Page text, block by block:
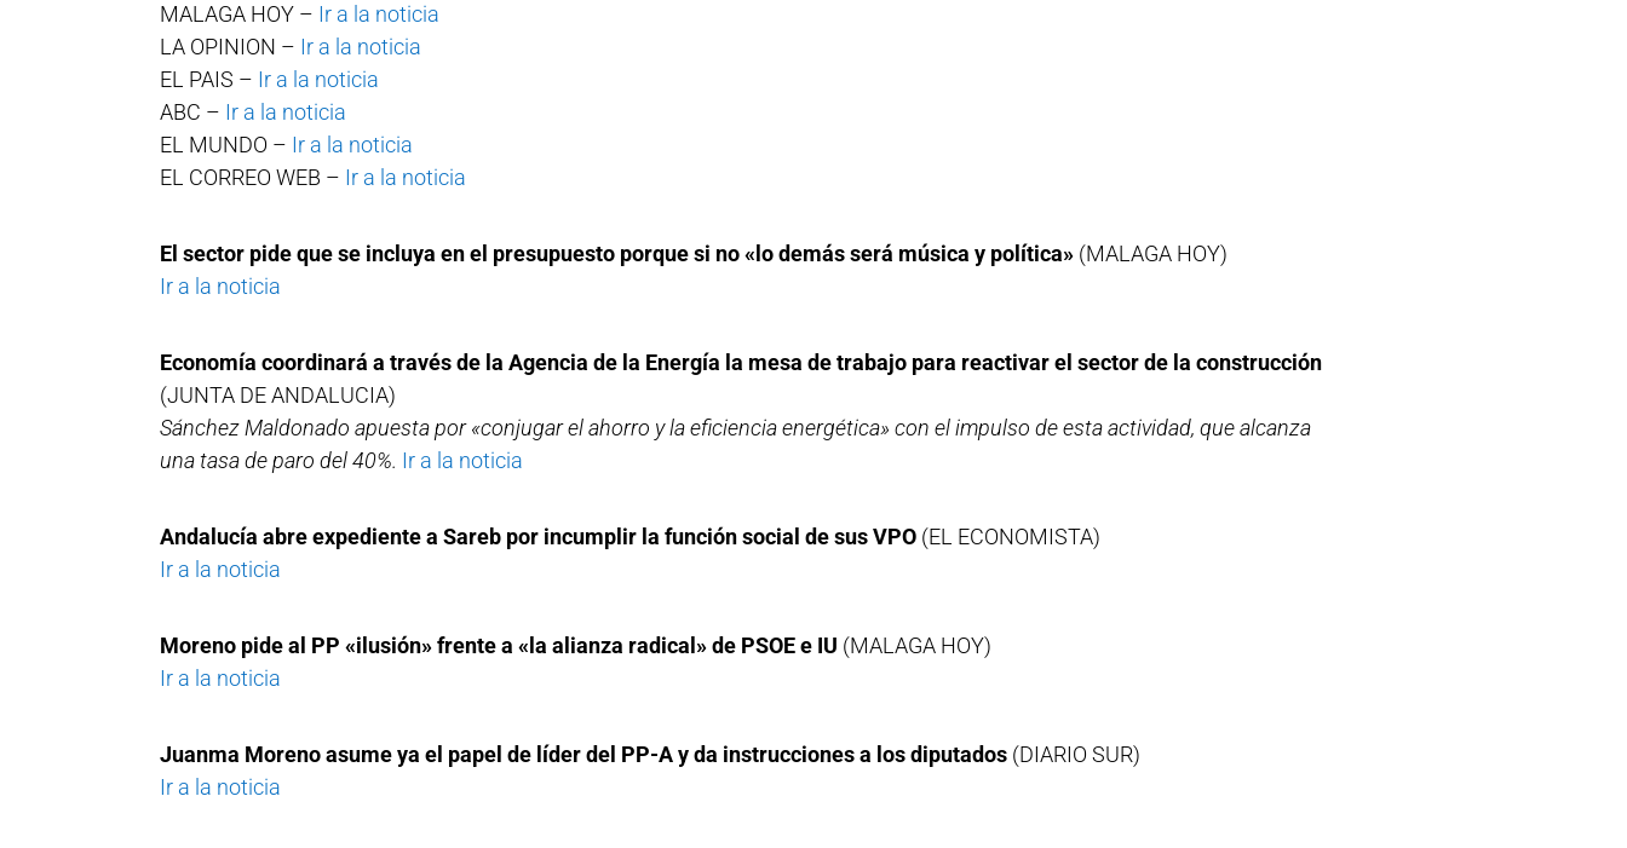
MALAGA HOY – Ir a la noticia
LA OPINION – Ir a la noticia
EL PAIS – Ir a la noticia
ABC – Ir a la noticia
EL MUNDO – Ir a la noticia
EL CORREO WEB – Ir a la noticia
El sector pide que se incluya en el presupuesto porque si no «lo demás será música y política» (MALAGA HOY)
Ir a la noticia
Economía coordinará a través de la Agencia de la Energía la mesa de trabajo para reactivar el sector de la construcción
(JUNTA DE ANDALUCIA)
Sánchez Maldonado apuesta por «conjugar el ahorro y la eficiencia energética» con el impulso de esta actividad, que alcanza
una tasa de paro del 40%. Ir a la noticia
Andalucía abre expediente a Sareb por incumplir la función social de sus VPO (EL ECONOMISTA)
Ir a la noticia
Moreno pide al PP «ilusión» frente a «la alianza radical» de PSOE e IU (MALAGA HOY)
Ir a la noticia
Juanma Moreno asume ya el papel de líder del PP-A y da instrucciones a los diputados (DIARIO SUR)
Ir a la noticia